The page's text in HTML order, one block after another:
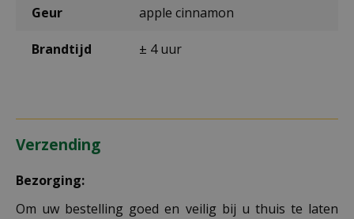
Geur apple cinnamon
Brandtijd ± 4 uur
Verzending
Bezorging:
Om uw bestelling goed en veilig bij u thuis te laten